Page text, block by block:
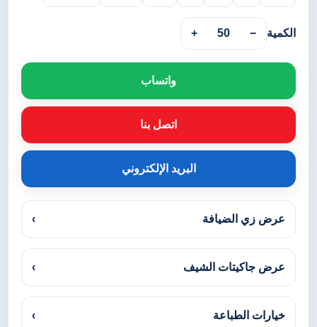
الكمية −
50
+
واتساب
اتصل بنا
البريد الإلكتروني
عرض زي الضيافة ›
عرض جاكيتات الشيف ›
خيارات الطباعة ›